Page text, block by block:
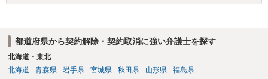
都道府県から契約解除・契約取消に強い弁護士を探す
北海道・東北
北海道
青森県 岩手県 宮城県 秋田県 山形県 福島県